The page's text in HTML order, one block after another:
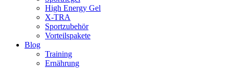
High Energy Gel
X-TRA
Sportzubehör
Vorteilspakete
Blog
Training
Ernährung